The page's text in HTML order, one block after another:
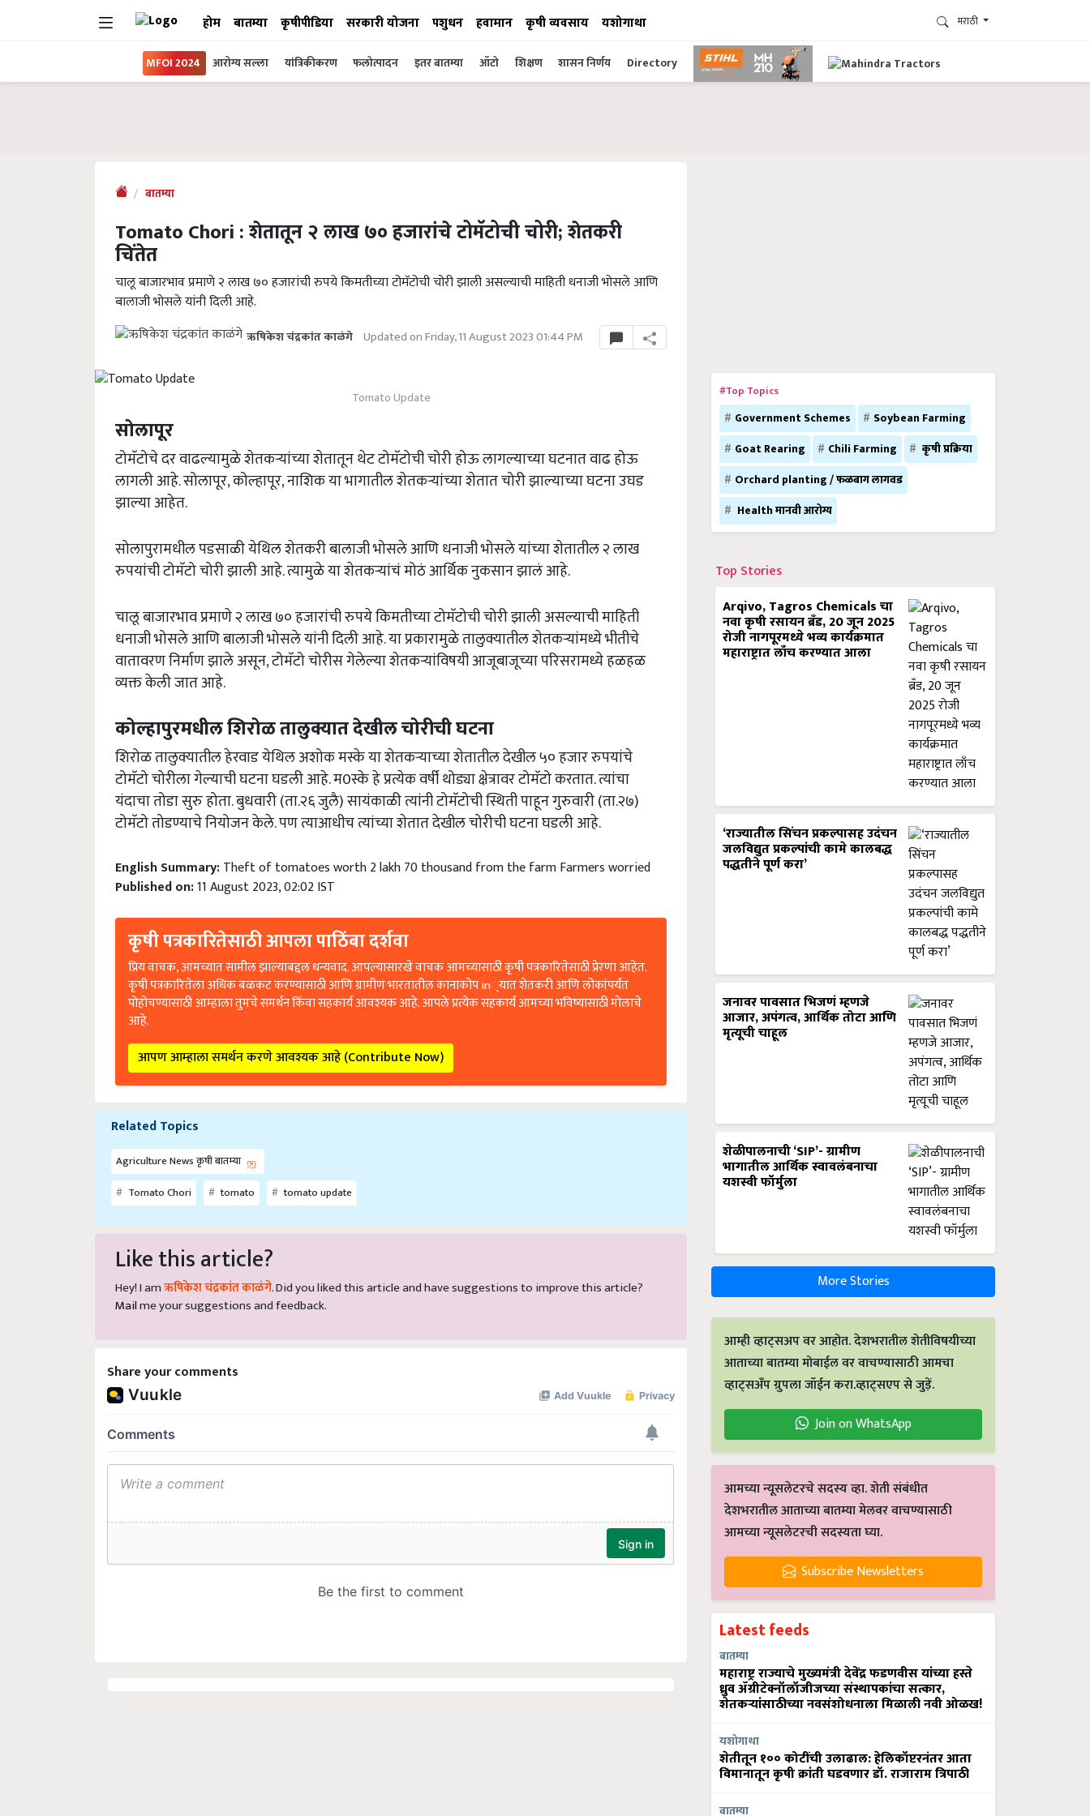
होम बातम्या कृषीपीडिया सरकारी योजना पशुधन हवामान कृषी व्यवसाय यशोगाथा मराठी
MFOI 2024 आरोग्य सल्ला यांत्रिकीकरण फलोत्पादन इतर बातम्या ऑटो शिक्षण शासन निर्णय Directory
बातम्या
Tomato Chori : शेतातून २ लाख ७० हजारांचे टोमॅटोची चोरी; शेतकरी
चिंतेत
चालू बाजारभाव प्रमाणे २ लाख ७० हजारांची रुपये किमतीच्या टोमॅटोची चोरी झाली असल्याची माहिती धनाजी भोसले आणि
बालाजी भोसले यांनी दिली आहे.
ऋषिकेश चंद्रकांत काळंगे Updated on Friday, 11 August 2023 01:44 PM
Tomato Update
सोलापूर
टोमॅटोचे दर वाढल्यामुळे शेतकऱ्यांच्या शेतातून थेट टोमॅटोची चोरी होऊ लागल्याच्या घटनात वाढ होऊ
लागली आहे. सोलापूर, कोल्हापूर, नाशिक या भागातील शेतकऱ्यांच्या शेतात चोरी झाल्याच्या घटना उघड
झाल्या आहेत.
सोलापुरामधील पडसाळी येथिल शेतकरी बालाजी भोसले आणि धनाजी भोसले यांच्या शेतातील २ लाख
रुपयांची टोमॅटो चोरी झाली आहे. त्यामुळे या शेतकऱ्यांचं मोठं आर्थिक नुकसान झालं आहे.
चालू बाजारभाव प्रमाणे २ लाख ७० हजारांची रुपये किमतीच्या टोमॅटोची चोरी झाली असल्याची माहिती
धनाजी भोसले आणि बालाजी भोसले यांनी दिली आहे. या प्रकारामुळे तालुक्यातील शेतकऱ्यांमध्ये भीतीचे
वातावरण निर्माण झाले असून, टोमॅटो चोरीस गेलेल्या शेतकऱ्यांविषयी आजूबाजूच्या परिसरामध्ये हळहळ
व्यक्त केली जात आहे.
कोल्हापुरमधील शिरोळ तालुक्यात देखील चोरीची घटना
शिरोळ तालुक्यातील हेरवाड येथिल अशोक मस्के या शेतकऱ्याच्या शेतातील देखील ५० हजार रुपयांचे
टोमॅटो चोरीला गेल्याची घटना घडली आहे. म0स्के हे प्रत्येक वर्षी थोड्या क्षेत्रावर टोमॅटो करतात. त्यांचा
यंदाचा तोडा सुरु होता. बुधवारी (ता.२६ जुलै) सायंकाळी त्यांनी टोमॅटोची स्थिती पाहून गुरुवारी (ता.२७)
टोमॅटो तोडण्याचे नियोजन केले. पण त्याआधीच त्यांच्या शेतात देखील चोरीची घटना घडली आहे.
English Summary:Theft of tomatoes worth 2 lakh 70 thousand from the farm Farmers worried
Published on:11 August 2023, 02:02 IST
कृषी पत्रकारितेसाठी आपला पाठिंबा दर्शवा
प्रिय वाचक, आमच्यात सामील झाल्याबद्दल धन्यवाद. आपल्यासारखे वाचक आमच्यासाठी कृषी पत्रकारितेसाठी प्रेरणा आहेत.
कृषी पत्रकारितेला अधिक बळकट करण्यासाठी आणि ग्रामीण भारतातील कानाकोप in्यात शेतकरी आणि लोकांपर्यंत
पोहोचण्यासाठी आम्हाला तुमचे समर्थन किंवा सहकार्य आवश्यक आहे. आपले प्रत्येक सहकार्य आमच्या भविष्यासाठी मोलाचे
आहे.
आपण आम्हाला समर्थन करणे आवश्यक आहे (Contribute Now)
Related Topics
Agriculture News कृषी बातम्या
Tomato Chori
tomato tomato update
Like this article?
Hey! I amऋषिकेश चंद्रकांत काळंगे. Did you liked this article and have suggestions to improve this article?
Mailme your suggestions and feedback.
Share your comments
#Top Topics
Government Schemes
Soybean Farming
Goat Rearing
Chili Farming
कृषी प्रक्रिया
Orchard planting / फळबाग लागवड
Health मानवी आरोग्य
Top Stories
Arqivo, Tagros Chemicals चा
नवा कृषी रसायन ब्रँड, 20 जून 2025
रोजी नागपूरमध्ये भव्य कार्यक्रमात
महाराष्ट्रात लाँच करण्यात आला
‘राज्यातील सिंचन प्रकल्पासह उदंचन
जलविद्युत प्रकल्पांची कामे कालबद्ध
पद्धतीने पूर्ण करा’
जनावर पावसात भिजणं म्हणजे
आजार, अपंगत्व, आर्थिक तोटा आणि
मृत्यूची चाहूल
शेळीपालनाची ‘SIP’- ग्रामीण
भागातील आर्थिक स्वावलंबनाचा
यशस्वी फॉर्मुला
More Stories
आम्ही व्हाट्सअप वर आहोत. देशभरातील शेतीविषयीच्या
आताच्या बातम्या मोबाईल वर वाचण्यासाठी आमचा
व्हाट्सअँप ग्रुपला जॉईन करा.व्हाट्सएप से जुड़ें.
Join on WhatsApp
आमच्या न्यूसलेटरचे सदस्य व्हा. शेती संबंधीत
देशभरातील आताच्या बातम्या मेलवर वाचण्यासाठी
आमच्या न्यूसलेटरची सदस्यता घ्या.
Subscribe Newsletters
Latest feeds
बातम्या
महाराष्ट्र राज्याचे मुख्यमंत्री देवेंद्र फडणवीस यांच्या हस्ते
ध्रुव ॲग्रीटेक्नॉलॉजीजच्या संस्थापकांचा सत्कार,
शेतकऱ्यांसाठीच्या नवसंशोधनाला मिळाली नवी ओळख!
यशोगाथा
शेतीतून १०० कोटींची उलाढाल: हेलिकॉप्टरनंतर आता
विमानातून कृषी क्रांती घडवणार डॉ. राजाराम त्रिपाठी
बातम्या